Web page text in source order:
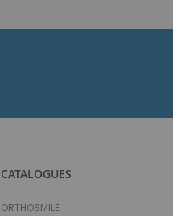
CATALOGUES
ORTHOSMILE